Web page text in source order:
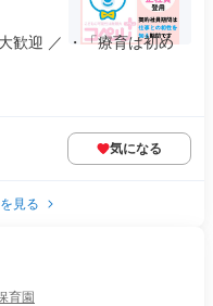
歓迎 ／ ・「療育は初め
気になる
見る
育園